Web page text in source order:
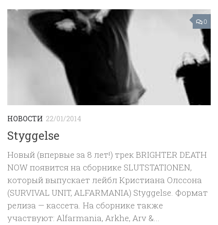
0
НОВОСТИ 22/01/2014
Styggelse
Новый (впервые за 8 лет!) трек BRIGHTER DEATH
NOW появится на сборнике SLUTSTATIONEN,
который выпускает лейбл Кристиана Олссона
(SURVIVAL UNIT, ALFARMANIA) Styggelse. Формат
релиза — кассета. На сборнике также
участвуют: Alfarmania, Arkhe, Arv &...